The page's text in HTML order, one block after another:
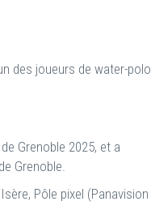
des joueurs de water-polo
Grenoble 2025, et a
Grenoble.
Pôle pixel (Panavision